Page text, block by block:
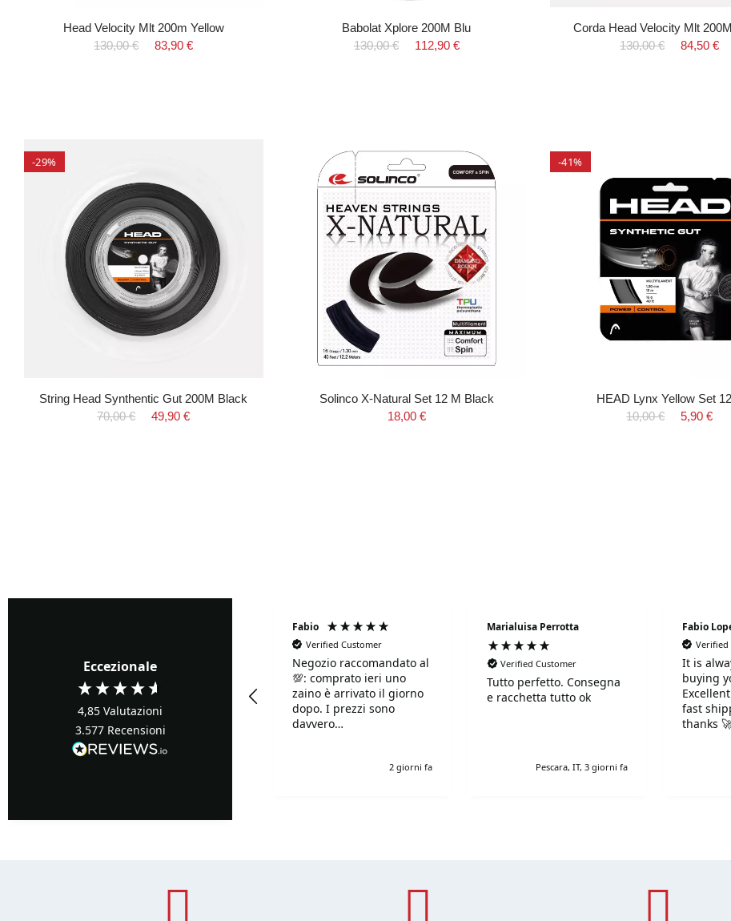
Head Velocity Mlt 200m Yellow
130,00 €
83,90 €
Babolat Xplore 200M Blu
130,00 €
112,90 €
Corda Head Velocity Mlt
130,00 €
84,50 €
-29%
String Head Synthentic Gut 200M Black
70,00 €
49,90 €
Solinco X-Natural Set 12 M Black
18,00 €
-41%
HEAD Lynx Yellow Set
10,00 €
5,90 €
Eccezionale
4,85 Valutazioni
3.577 Recensioni
Verified Customer
Precisi ...buoni prezzi
Fabio
Verified Customer
Negozio raccomandato al
💯: comprato ieri uno
zaino è arrivato il giorno
dopo. I prezzi sono
davvero
disponibilissimi. Grazie
2 giorni fa
Marialuisa Perrotta
Verified Customer
Tutto perfetto. Consegna
e racchetta tutto ok
Pescara, IT, 3 giorni fa
Fabio
Verified
It is
buying
fast
thanks